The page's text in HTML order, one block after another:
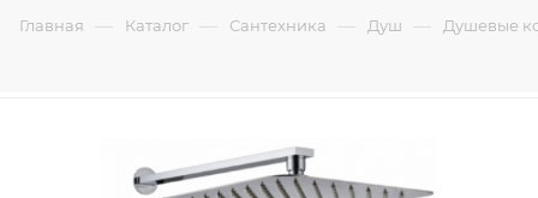
Главная — Каталог — Сантехника — Душ — Душевые